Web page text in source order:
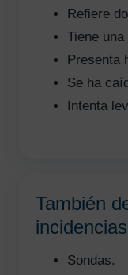
Refiere
Tiene
Presenta
Se ha
Intenta
También
Sondas.